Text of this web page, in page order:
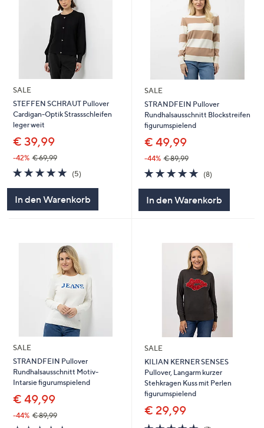
SALE
STEFFEN SCHRAUT Pullover
Cardigan-Optik Strassschleifen
leger weit
€ 39,99
-42% € 69,99
5.0
von
5
(5)
In den Warenkorb
SALE
STRANDFEIN Pullover
Rundhalsausschnitt Blockstreifen
figurumspielend
€ 49,99
-44% € 89,99
5.0
von
5
(8)
In den Warenkorb
SALE
STRANDFEIN Pullover
Rundhalsausschnitt Motiv-
Intarsie figurumspielend
€ 49,99
-44% € 89,99
SALE
KILIAN KERNER SENSES
Pullover, Langarm kurzer
Stehkragen Kuss mit Perlen
figurumspielend
€ 29,99
5.0